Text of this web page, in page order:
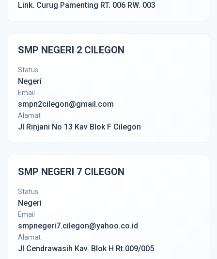
Link. Curug Pamenting RT. 006 RW. 003
SMP NEGERI 2 CILEGON
Status
Negeri
Email
smpn2cilegon@gmail.com
Alamat
Jl Rinjani No 13 Kav Blok F Cilegon
SMP NEGERI 7 CILEGON
Status
Negeri
Email
smpnegeri7.cilegon@yahoo.co.id
Alamat
Jl Cendrawasih Kav. Blok H Rt.009/005